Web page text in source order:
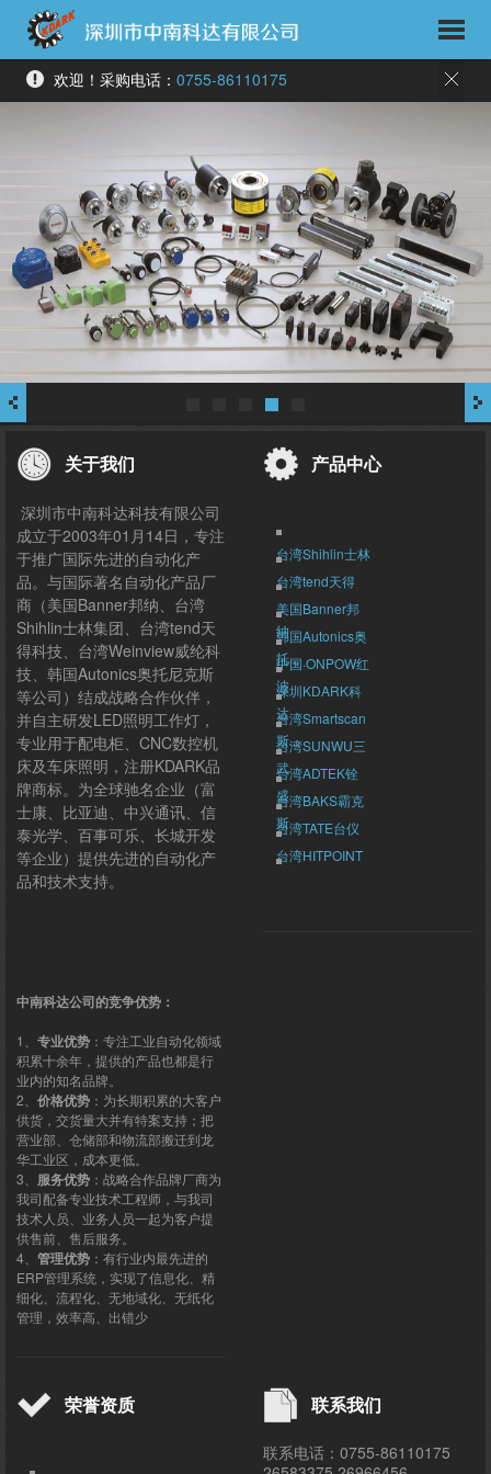
欢迎！采购电话： 0755-86110175
关于我们
深圳市中南科达科技有限公司
成立于2003年01月14日，专注
于推广国际先进的自动化产
品。与国际著名自动化产品厂
商（美国Banner邦纳、台湾
Shihlin士林集团、台湾tend天
得科技、台湾Weinview威纶科
技、韩国Autonics奥托尼克斯
等公司）结成战略合作伙伴，
并自主研发LED照明工作灯，
专业用于配电柜、CNC数控机
床及车床照明，注册KDARK品
牌商标。为全球驰名企业（富
士康、比亚迪、中兴通讯、信
泰光学、百事可乐、长城开发
等企业）提供先进的自动化产
品和技术支持。
中南科达公司的竞争优势：
1、 专业优势 ：专注工业自动化领域
积累十余年，提供的产品也都是行
业内的知名品牌。
2、 价格优势 ：为长期积累的大客户
供货，交货量大并有特案支持；把
营业部、仓储部和物流部搬迁到龙
华工业区，成本更低。
3、 服务优势 ：战略合作品牌厂商为
我司配备专业技术工程师，与我司
技术人员、业务人员一起为客户提
供售前、售后服务。
4、 管理优势 ：有行业内最先进的
ERP管理系统，实现了信息化、精
细化、流程化、无地域化、无纸化
管理，效率高、出错少
产品中心
台湾Shihlin士林
台湾tend天得
美国Banner邦
纳
韩国Autonics奥
托...
中国·ONPOW红
波
深圳KDARK科
达
台湾Smartscan
斯...
台湾SUNWU三
武
台湾ADTEK铨
盛
台湾BAKS霸克
斯
台湾TATE台仪
台湾HITPOINT
荣誉资质 联系我们
联系电话：0755-86110175